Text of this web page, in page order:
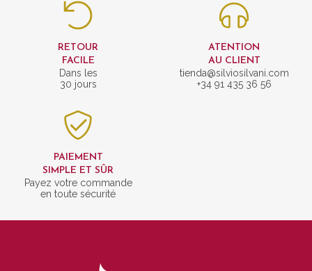
RETOUR
FACILE
Dans les
30 jours
ATENTION
AU CLIENT
tienda@silviosilvani.com
+34 91 435 36 56
PAIEMENT
SIMPLE ET SÛR
Payez votre commande
en toute sécurité